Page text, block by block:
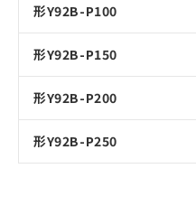
形Y92B-P100
形Y92B-P150
形Y92B-P200
形Y92B-P250